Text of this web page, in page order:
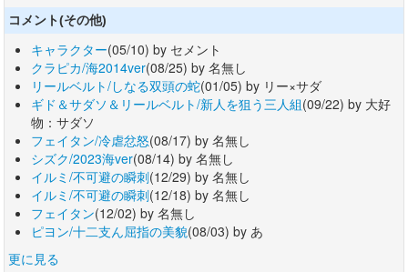
コメント(その他)
キャラクター(05/10) by セメント
クラピカ/海2014ver(08/25) by 名無し
リールベルト/しなる双頭の蛇(01/05) by リー×サダ
ギド＆サダソ＆リールベルト/新人を狙う三人組(09/22) by 大好
物：サダソ
フェイタン/冷虐忿怒(08/17) by 名無し
シズク/2023海ver(08/14) by 名無し
イルミ/不可避の瞬刺(12/29) by 名無し
イルミ/不可避の瞬刺(12/18) by 名無し
フェイタン(12/02) by 名無し
ピヨン/十二支ん屈指の美貌(08/03) by あ
更に見る